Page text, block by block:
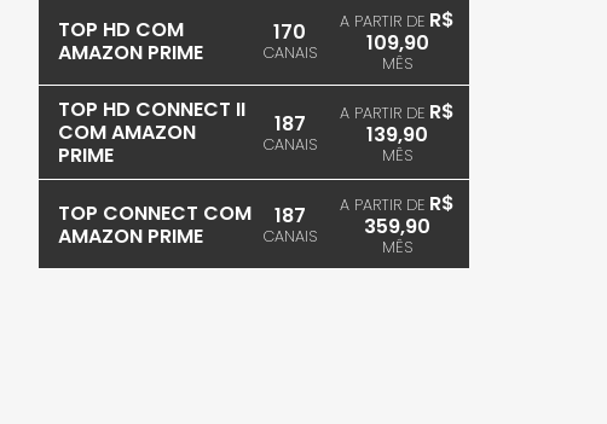
TOP HD COM
AMAZON PRIME
170
CANAIS
A PARTIR DE R$
109,90
MÊS
TOP HD CONNECT II
COM AMAZON
PRIME
187
CANAIS
A PARTIR DE R$
139,90
MÊS
TOP CONNECT COM
AMAZON PRIME
187
CANAIS
A PARTIR DE R$
359,90
MÊS